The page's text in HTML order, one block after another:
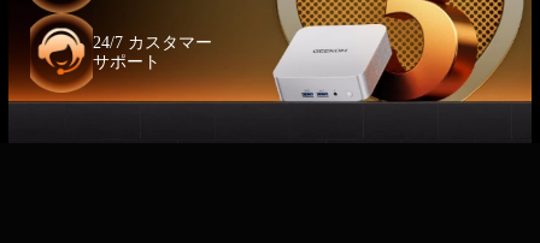
24/7 カスタマー
サポート